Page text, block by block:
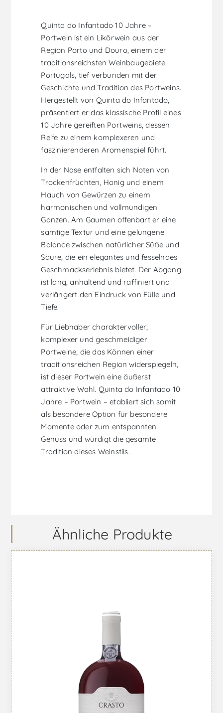
Quinta do Infantado 10 Jahre –
Portwein ist ein Likörwein aus der
Region Porto und Douro, einem der
traditionsreichsten Weinbaugebiete
Portugals, tief verbunden mit der
Geschichte und Tradition des Portweins.
Hergestellt von Quinta do Infantado,
präsentiert er das klassische Profil eines
10 Jahre gereiften Portweins, dessen
Reife zu einem komplexeren und
faszinierenderen Aromenspiel führt.
In der Nase entfalten sich Noten von
Trockenfrüchten, Honig und einem
Hauch von Gewürzen zu einem
harmonischen und vollmundigen
Ganzen. Am Gaumen offenbart er eine
samtige Textur und eine gelungene
Balance zwischen natürlicher Süße und
Säure, die ein elegantes und fesselndes
Geschmackserlebnis bietet. Der Abgang
ist lang, anhaltend und raffiniert und
verlängert den Eindruck von Fülle und
Tiefe.
Für Liebhaber charaktervoller,
komplexer und geschmeidiger
Portweine, die das Können einer
traditionsreichen Region widerspiegeln,
ist dieser Portwein eine äußerst
attraktive Wahl. Quinta do Infantado 10
Jahre – Portwein – etabliert sich somit
als besondere Option für besondere
Momente oder zum entspannten
Genuss und würdigt die gesamte
Tradition dieses Weinstils.
Ähnliche Produkte